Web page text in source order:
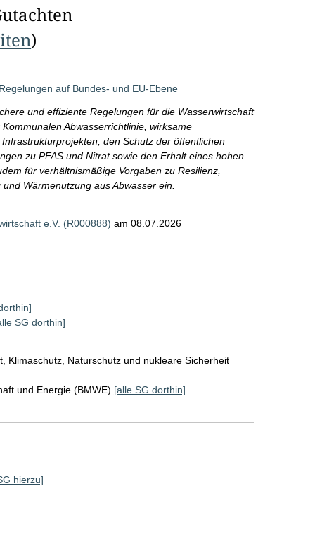
)
auf Bundes- und EU-Ebene
und effiziente Regelungen für die Wasserwirtschaft
Abwasserrichtlinie, wirksame
den Schutz der öffentlichen
zu PFAS und Nitrat sowie den Erhalt eines hohen
für verhältnismäßige Vorgaben zu Resilienz,
Wärmenutzung aus Abwasser ein.
e.V. (R000888) am 08.07.2026
SG dorthin]
Klimaschutz, Naturschutz und nukleare Sicherheit
und Energie (BMWE) [alle SG dorthin]
hierzu]